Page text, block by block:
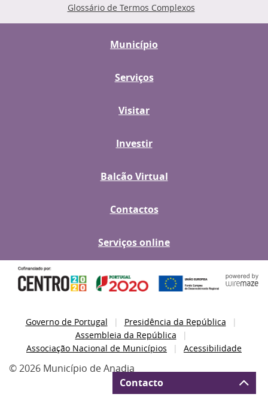
Glossário de Termos Complexos
Município
Serviços
Visitar
Investir
Balcão Virtual
Contactos
Serviços online
Governo de Portugal
Presidência da República
Assembleia da República
Associação Nacional de Municípios
Acessibilidade
© 2026 Município de Anadia
Contacto